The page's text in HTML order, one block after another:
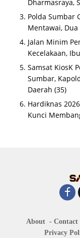
Dharmasraya,
Polda Sumbar
Mentawai,
Jalan Minim
Kecelakaan,
Samsat KiosK
Sumbar,
Daerah (35)
Hardiknas
Kunci
About Contact
Privacy